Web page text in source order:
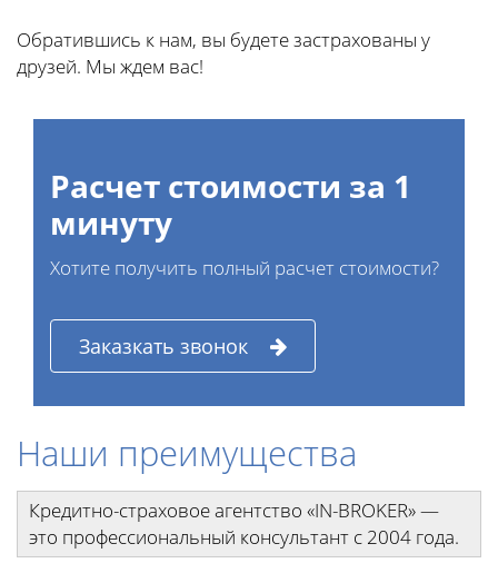
Обратившись к нам, вы будете застрахованы у
друзей. Мы ждем вас!
Расчет стоимости за 1
минуту
Хотите получить полный расчет стоимости?
Заказкать звонок
Наши преимущества
Кредитно-страховое агентство «IN-BROKER» —
это профессиональный консультант с 2004 года.